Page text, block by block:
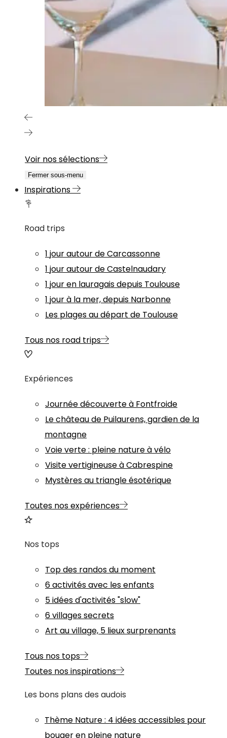
Voir nos sélections
Fermer sous-menu
Inspirations
Road trips
1 jour autour de Carcassonne
1 jour autour de Castelnaudary
1 jour en lauragais depuis Toulouse
1 jour à la mer, depuis Narbonne
Les plages au départ de Toulouse
Tous nos road trips
Expériences
Journée découverte à Fontfroide
Le château de Puilaurens, gardien de la
montagne
Voie verte : pleine nature à vélo
Visite vertigineuse à Cabrespine
Mystères au triangle ésotérique
Toutes nos expériences
Nos tops
Top des randos du moment
6 activités avec les enfants
5 idées d'activités "slow"
6 villages secrets
Art au village, 5 lieux surprenants
Tous nos tops
Toutes nos inspirations
Les bons plans des audois
Thème Nature: 4 idées accessibles pour
bouger en pleine nature